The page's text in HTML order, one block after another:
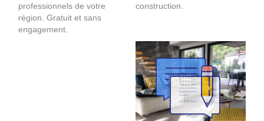
professionnels de votre
région. Gratuit et sans
engagement.
construction.